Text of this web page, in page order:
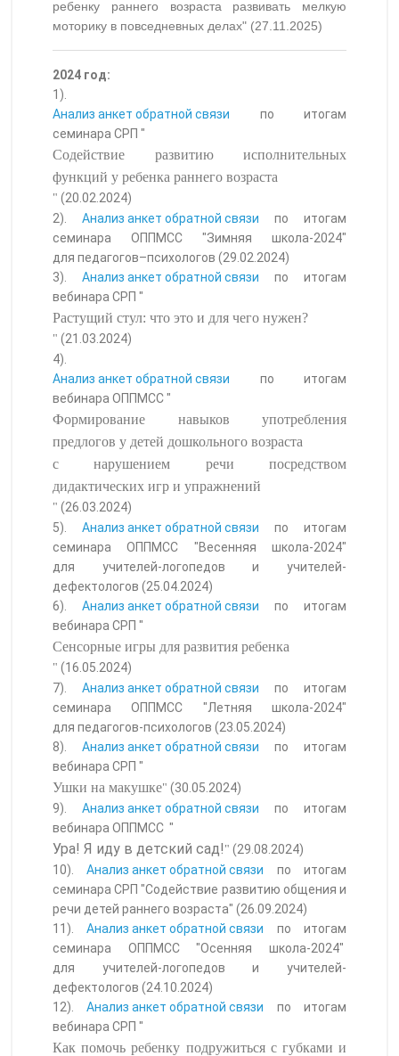
ребенку раннего возраста развивать мелкую
моторику в повседневных делах" (27.11.2025)
2024 год:
1).
Анализ анкет обратной связи по итогам
семинара СРП "
Содействие развитию исполнительных
функций у ребенка раннего возраста
" (20.02.2024)
2). Анализ анкет обратной связи по итогам
семинара ОППМСС "Зимняя школа-2024"
для педагогов–психологов (29.02.2024)
3). Анализ анкет обратной связи по итогам
вебинара СРП "
Растущий стул: что это и для чего нужен?
" (21.03.2024)
4).
Анализ анкет обратной связи по итогам
вебинара ОППМСС "
Формирование навыков употребления
предлогов у детей дошкольного возраста
с нарушением речи посредством
дидактических игр и упражнений
" (26.03.2024)
5). Анализ анкет обратной связи по итогам
семинара ОППМСС "Весенняя школа-2024"
для учителей-логопедов и учителей-
дефектологов (25.04.2024)
6). Анализ анкет обратной связи по итогам
вебинара СРП "
Сенсорные игры для развития ребенка
" (16.05.2024)
7). Анализ анкет обратной связи по итогам
семинара ОППМСС "Летняя школа-2024"
для педагогов-психологов (23.05.2024)
8). Анализ анкет обратной связи по итогам
вебинара СРП "
Ушки на макушке" (30.05.2024)
9). Анализ анкет обратной связи по итогам
вебинара ОППМСС "
Ура! Я иду в детский сад! " (29.08.2024)
10).Анализ анкет обратной связи по итогам
семинара СРП "Содействие развитию общения и
речи детей раннего возраста" (26.09.2024)
11).Анализ анкет обратной связи по итогам
семинара ОППМСС "Осенняя школа-2024"
для учителей-логопедов и учителей-
дефектологов (24.10.2024)
12).Анализ анкет обратной связи по итогам
вебинара СРП "
Как помочь ребенку подружиться с губками и